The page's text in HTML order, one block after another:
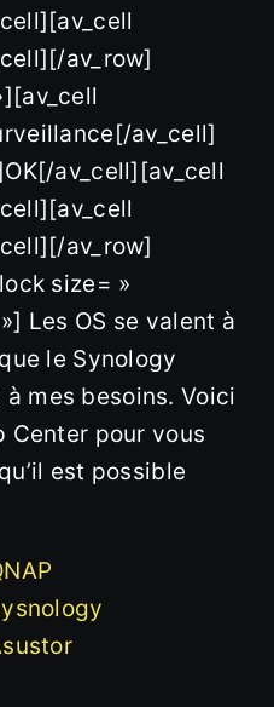
av_row]
av_cell]
av_cell][av_cell
av_row]
size= »
Les OS se valent à
le Synology
mes besoins. Voici
Center pour vous
est possible